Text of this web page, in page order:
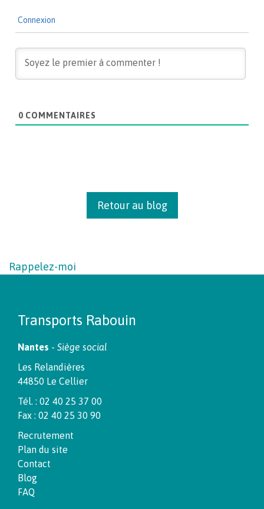
Connexion
0 COMMENTAIRES
Retour au blog
Rappelez-moi
Transports Rabouin
Nantes - Siège social
Les Relandières
44850 Le Cellier
Tél. : 02 40 25 37 00
Fax : 02 40 25 30 90
Recrutement
Plan du site
Contact
Blog
FAQ